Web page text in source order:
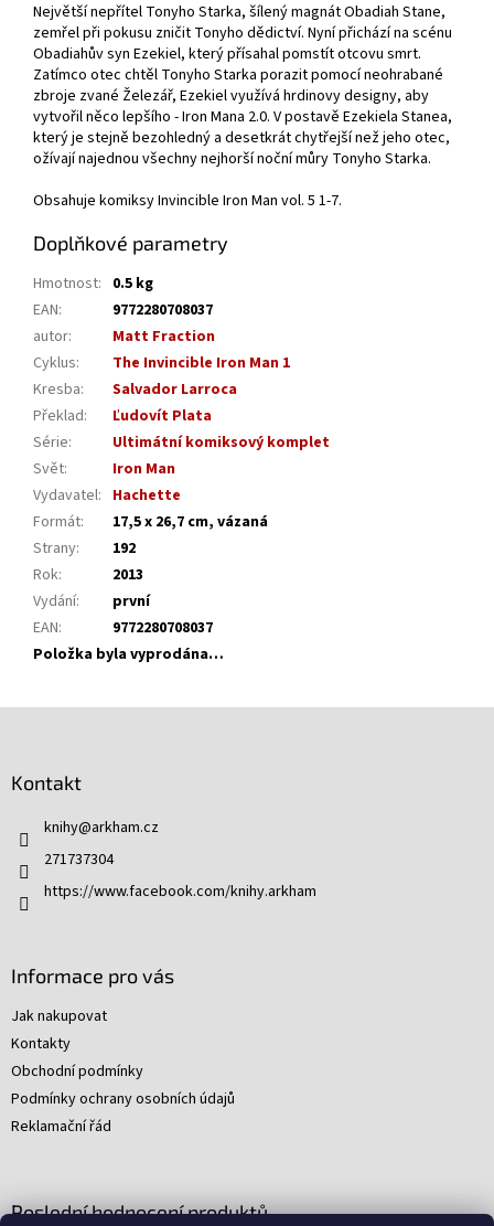
Největší nepřítel Tonyho Starka, šílený magnát Obadiah Stane,
zemřel při pokusu zničit Tonyho dědictví. Nyní přichází na scénu
Obadiahův syn Ezekiel, který přísahal pomstít otcovu smrt.
Zatímco otec chtěl Tonyho Starka porazit pomocí neohrabané
zbroje zvané Železář, Ezekiel využívá hrdinovy designy, aby
vytvořil něco lepšího - Iron Mana 2.0. V postavě Ezekiela Stanea,
který je stejně bezohledný a desetkrát chytřejší než jeho otec,
ožívají najednou všechny nejhorší noční můry Tonyho Starka.
Obsahuje komiksy Invincible Iron Man vol. 5 1-7.
Doplňkové parametry
Hmotnost: 0.5 kg
EAN:
9772280708037
autor:
Matt Fraction
Cyklus:
The Invincible Iron Man 1
Kresba:
Salvador Larroca
Překlad:
Ľudovít Plata
Série:
Ultimátní komiksový komplet
Svět:
Iron Man
Vydavatel: Hachette
Formát:
17,5 x 26,7 cm, vázaná
Strany:
192
Rok:
2013
Vydání:
první
EAN:
9772280708037
Položka byla vyprodána…
Kontakt
knihy@arkham.cz
271737304
https://www.facebook.com/knihy.arkham
Informace pro vás
Jak nakupovat
Kontakty
Obchodní podmínky
Podmínky ochrany osobních údajů
Reklamační řád
Poslední hodnocení produktů